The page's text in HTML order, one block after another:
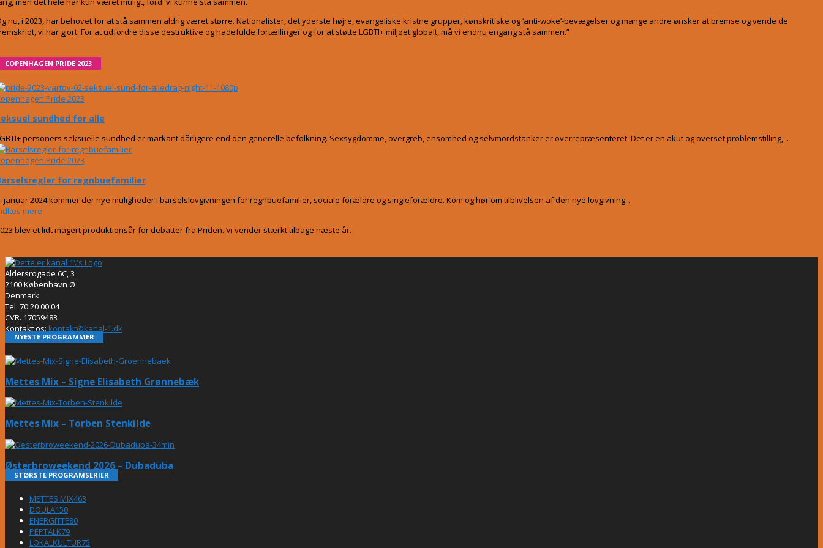
nu, i 2023, har behovet for at stå sammen aldrig været større. Nationalister, det yderste højre, evangeliske kristne grupper, kønskritiske og ‘anti-woke’-bevægelser og mange andre ønsker at bremse og vende de
vi har gjort. For at udfordre disse destruktive og hadefulde fortællinger og for at støtte LGBTI+ miljøet globalt, må vi endnu engang stå sammen.”
COPENHAGEN PRIDE 2023
Pride 2023
sundhed for alle
personers seksuelle sundhed er markant dårligere end den generelle befolkning. Sexsygdomme, overgreb, ensomhed og selvmordstanker er overrepræsenteret. Det er en akut og overset problemstilling,...
Pride 2023
for regnbuefamilier
januar 2024 kommer der nye muligheder i barselslovgivningen for regnbuefamilier, sociale forældre og singleforældre. Kom og hør om tilblivelsen af den nye lovgivning...
mere
blev et lidt magert produktionsår for debatter fra Priden. Vi vender stærkt tilbage næste år.
Aldersrogade 6C, 3
2100 København Ø
Denmark
Tel: 70 20 00 04
CVR. 17059483
Kontakt os:kontakt@kanal-1.dk
NYESTE PROGRAMMER
Mettes Mix – Signe Elisabeth Grønnebæk
Mettes Mix – Torben Stenkilde
Østerbroweekend 2026 – Dubaduba
STØRSTE PROGRAMSERIER
METTES MIX463
DOULA150
ENERGITTE80
PEPTALK79
LOKALKULTUR75